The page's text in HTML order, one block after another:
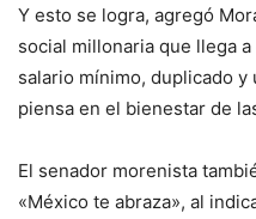
Y esto se logra, agregó
social millonaria que llega
salario mínimo, duplicado
piensa en el bienestar de
El senador morenista
«México te abraza», al